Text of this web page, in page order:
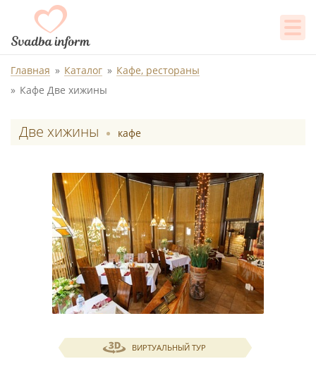
Главная Каталог
Кафе, рестораны
Кафе Две хижины
Две хижины кафе
ВИРТУАЛЬНЫЙ ТУР